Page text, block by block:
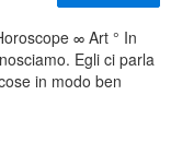
∞ Art ° In
Egli ci parla
in modo ben